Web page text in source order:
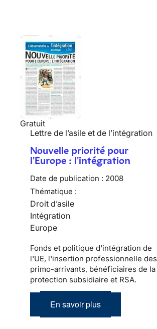
Gratuit
Lettre de l’asile et de l’intégration
Nouvelle priorité pour
l'Europe : l'intégration
Date de publication : 2008
Thématique :
Droit d’asile
Intégration
Europe
Fonds et politique d'intégration de
l'UE, l'insertion professionnelle des
primo-arrivants, bénéficiaires de la
protection subsidiaire et RSA.
En savoir plus